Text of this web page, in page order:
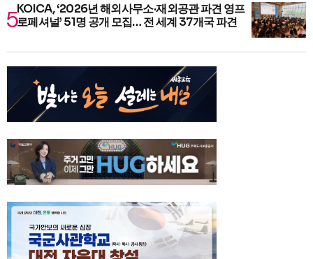
KOICA, ‘2026년 해외사무소·재외공관 파견 영프
로페셔널’ 51명 공개 모집… 전 세계 37개국 파견